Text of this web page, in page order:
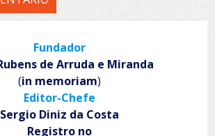
Fundador
de Arruda e Miranda
(in memoriam)
Editor-Chefe
Sergio Diniz da Costa
Registro no